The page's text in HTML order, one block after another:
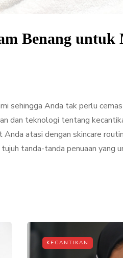
Benang untuk
sehingga Anda tak perlu
dan teknologi tentang
atasi dengan skincare
tanda-tanda penuaan yang
KECANTIKAN